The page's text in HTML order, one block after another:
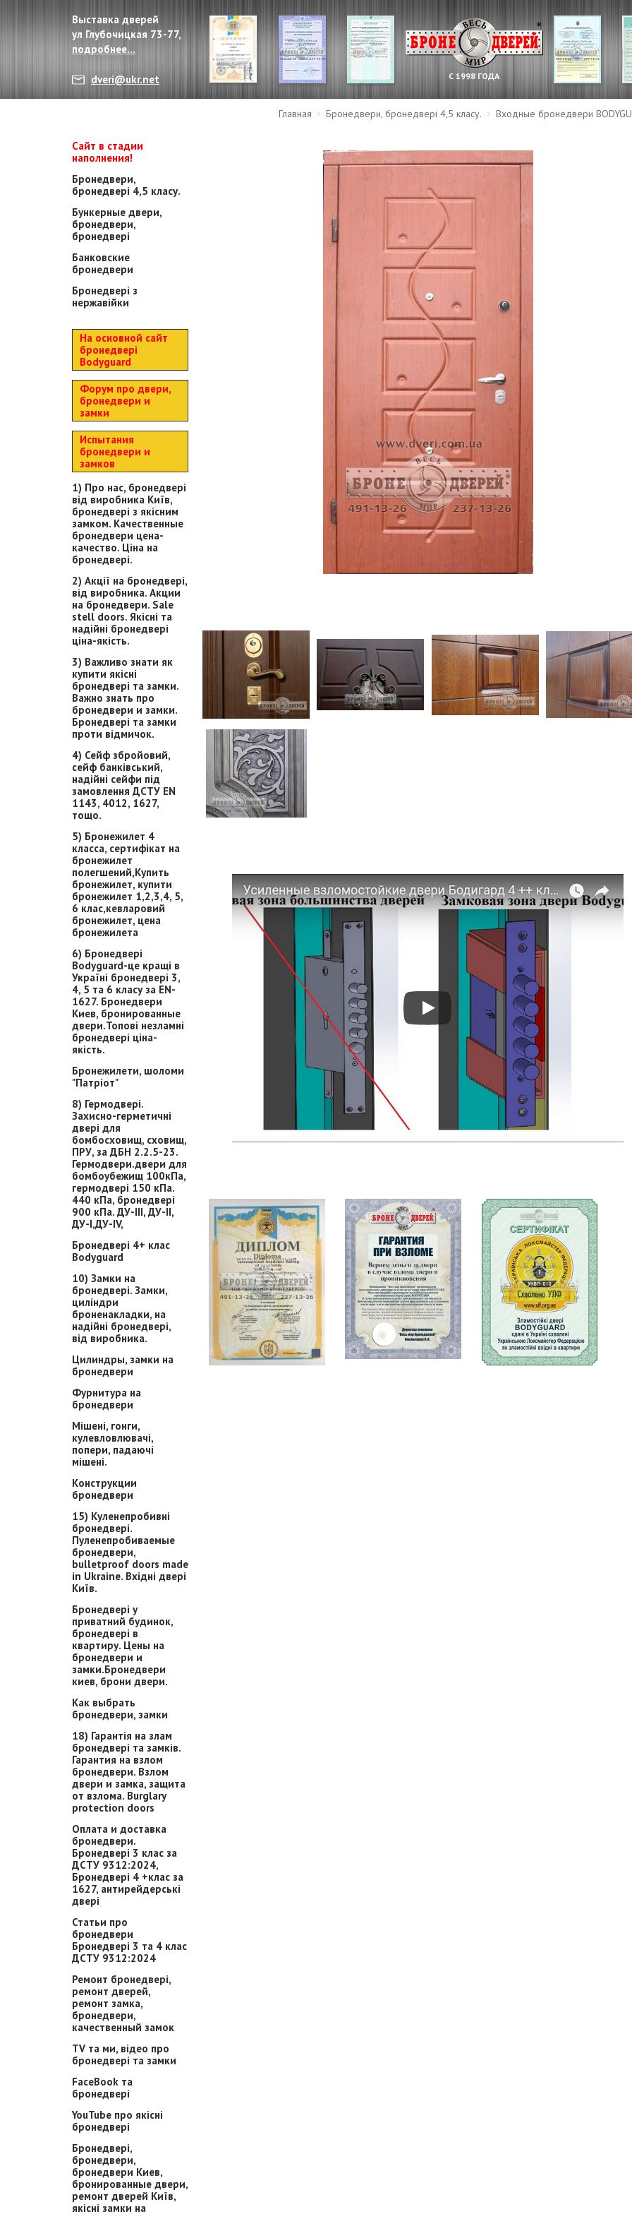
Выставка дверей
ул Глубочицкая 73-77,
подробнее...
dveri@ukr.net С 1998 ГОДА
Главная Бронедвери, бронедвері 4,5 класу. Входные бронедвери
Сайт в стадии
наполнения!
Бронедвери,
бронедвері 4,5 класу.
Бункерные двери,
бронедвери,
бронедвері
Банковские
бронедвери
Бронедвері з
нержавійки
На основной сайт
бронедвері
Bodyguard
Форум про двери,
бронедвери и
замки
Испытания
бронедвери и
замков
1) Про нас, бронедвері
від виробника Київ,
бронедвері з якісним
замком. Качественные
бронедвери цена-
качество. Ціна на
бронедвері.
2) Акції на бронедвері,
від виробника. Акции
на бронедвери. Sale
stell doors. Якісні та
надійні бронедвері
ціна-якість.
3) Важливо знати як
купити якісні
бронедвері та замки.
Важно знать про
бронедвери и замки.
Бронедвері та замки
проти відмичок.
4) Сейф збройовий,
сейф банківський,
надійні сейфи під
замовлення ДСТУ EN
1143, 4012, 1627,
тощо.
5) Бронежилет 4
класса, сертифікат на
бронежилет
полегшений,Купить
бронежилет, купити
бронежилет 1,2,3,4, 5,
6 клас,кевларовий
бронежилет, цена
бронежилета
6) Бронедвері
Bodyguard-це кращі в
Україні бронедвері 3,
4, 5 та 6 класу за EN-
1627. Бронедвери
Киев, бронированные
двери.Топові незламні
бронедвері ціна-
якість.
Бронежилети, шоломи
"Патріот"
8) Гермодвері.
Захисно-герметичні
двері для
бомбосховищ, сховищ,
ПРУ, за ДБН 2.2.5-23.
Гермодвери.двери для
бомбоубежищ 100кПа,
гермодвері 150 кПа.
440 кПа, бронедвері
900 кПа. ДУ-ІІІ, ДУ-ІІ,
ДУ-І,ДУ-ІV,
Бронедвері 4+ клас
Bodyguard
10) Замки на
бронедвері. Замки,
циліндри
броненакладки, на
надійні бронедвері,
від виробника.
Цилиндры, замки на
бронедвери
Фурнитура на
бронедвери
Мішені, гонги,
кулевловлювачі,
попери, падаючі
мішені.
Конструкции
бронедвери
15) Куленепробивні
бронедвері.
Пуленепробиваемые
бронедвери,
bulletproof doors made
in Ukraine. Вхідні двері
Київ.
Бронедвері у
приватний будинок,
бронедвері в
квартиру. Цены на
бронедвери и
замки.Бронедвери
киев, брони двери.
Как выбрать
бронедвери, замки
18) Гарантія на злам
бронедвері та замків.
Гарантия на взлом
бронедвери. Взлом
двери и замка, защита
от взлома. Burglary
protection doors
Оплата и доставка
бронедвери.
Бронедвері 3 клас за
ДСТУ 9312:2024,
Бронедвері 4 +клас за
1627, антирейдерські
двері
Статьи про
бронедвери
Бронедвері 3 та 4 клас
ДСТУ 9312:2024
Ремонт бронедвері,
ремонт дверей,
ремонт замка,
бронедвери,
качественный замок
TV та ми, відео про
бронедвері та замки
FaceBook та
бронедвері
YouTube про якісні
бронедвері
Бронедвері,
бронедвери,
бронедвери Киев,
бронированные двери,
ремонт дверей Київ,
якісні замки на